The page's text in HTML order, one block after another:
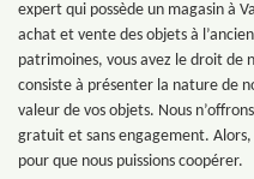
expert qui possède un magasin à
achat et vente des objets à
patrimoines, vous avez le droit de
consiste à présenter la nature de
valeur de vos objets. Nous
gratuit et sans engagement.
pour que nous puissions coopérer.